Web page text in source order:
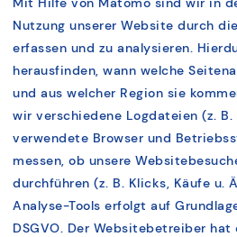
Nutzung unserer Website durch
erfassen und zu analysieren.
herausfinden, wann welche
und aus welcher Region sie
wir verschiedene Logdateien (z. B.
verwendete Browser und
messen, ob unsere
durchführen (z. B. Klicks, Käufe u.
Analyse-Tools erfolgt auf
DSGVO. Der Websitebetreiber